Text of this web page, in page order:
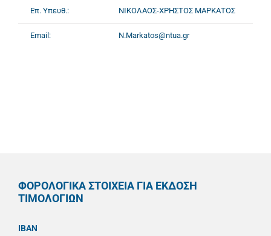
Επ. Υπευθ.: ΝΙΚΟΛΑΟΣ-ΧΡΗΣΤΟΣ ΜΑΡΚΑΤΟΣ
Email: N.Markatos@ntua.gr
ΦΟΡΟΛΟΓΙΚΑ ΣΤΟΙΧΕΙΑ ΓΙΑ ΕΚΔΟΣΗ
ΤΙΜΟΛΟΓΙΩΝ
IBAN